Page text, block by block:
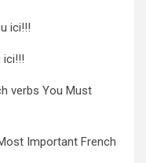
ici!!!
ici!!!
verbs You Must
Important French